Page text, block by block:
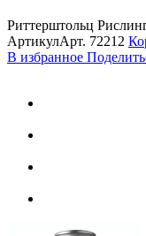
Риттерштольц
АртикулАрт. 72212
В избранное